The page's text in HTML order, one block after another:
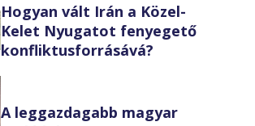
Hogyan vált Irán a Közel-
Kelet Nyugatot fenyegető
konfliktusforrásává?
A leggazdagabb magyar